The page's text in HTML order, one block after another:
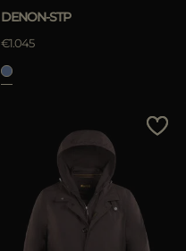
DENON-STP
€1.045